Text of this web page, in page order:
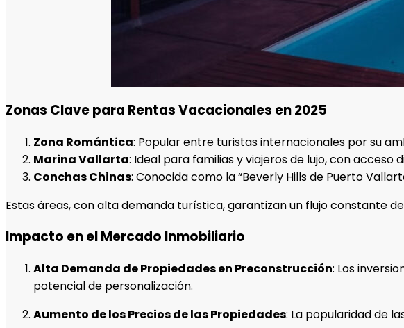
Zonas Clave para Rentas Vacacionales en 2025
Zona Romántica: Popular entre turistas internacionales por su
Marina Vallarta: Ideal para familias y viajeros de lujo, con
Conchas Chinas: Conocida como la “Beverly Hills de Puerto
Estas áreas, con alta demanda turística, garantizan un flujo constante
Impacto en el Mercado Inmobiliario
Alta Demanda de Propiedades en Preconstrucción: Los
potencial de personalización.
Aumento de los Precios de las Propiedades: La popularidad de